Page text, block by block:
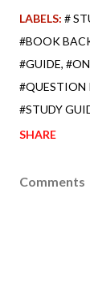
LABELS: #
#BOOK
#GUIDE
#QUESTION
#STUDY
SHARE
Comments